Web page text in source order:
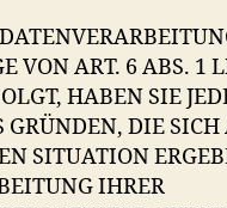
VON ART. 6 ABS. 1
HABEN SIE
GRÜNDEN, DIE
SITUATION
IHRER